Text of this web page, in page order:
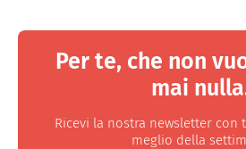
Per te, che non
mai
Ricevi la nostra newsletter con
meglio della